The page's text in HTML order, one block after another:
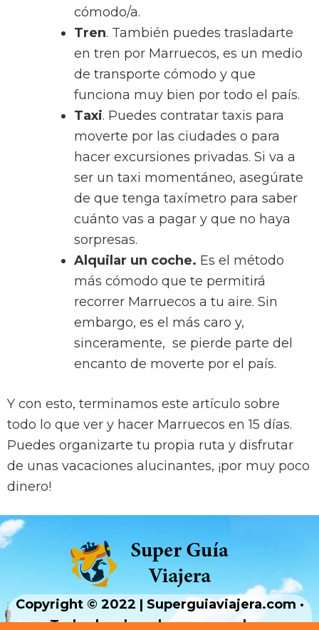
cómodo/a.
Tren. También puedes trasladarte
en tren por Marruecos, es un medio
de transporte cómodo y que
funciona muy bien por todo el país.
Taxi. Puedes contratar taxis para
moverte por las ciudades o para
hacer excursiones privadas. Si va a
ser un taxi momentáneo, asegúrate
de que tenga taxímetro para saber
cuánto vas a pagar y que no haya
sorpresas.
Alquilar un coche. Es el método
más cómodo que te permitirá
recorrer Marruecos a tu aire. Sin
embargo, es el más caro y,
sinceramente, se pierde parte del
encanto de moverte por el país.
Y con esto, terminamos este artículo sobre
todo lo que ver y hacer Marruecos en 15 días.
Puedes organizarte tu propia ruta y disfrutar
de unas vacaciones alucinantes, ¡por muy poco
dinero!
Copyright © 2022 | Superguiaviajera.com ·
Todos los derechos reservados ·